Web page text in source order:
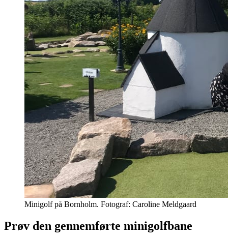
Minigolf på Bornholm. Fotograf: Caroline Meldgaard
Prøv den gennemførte minigolfbane